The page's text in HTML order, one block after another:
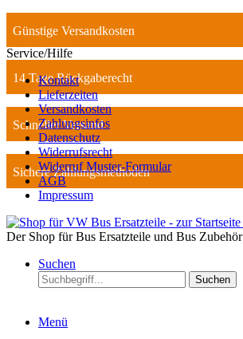
Günstige Versandkosten
14 Tage Rückgaberecht
Schneller Versand
Sichere Zahlungsmethoden
Service/Hilfe
Kontakt
Lieferzeiten
Versandkosten
Zahlungsinfos
Datenschutz
Widerrufsrecht
Widerruf Muster-Formular
AGB
Impressum
Der Shop für Bus Ersatzteile und Bus Zubehör
Suchen
Suchen
Menü